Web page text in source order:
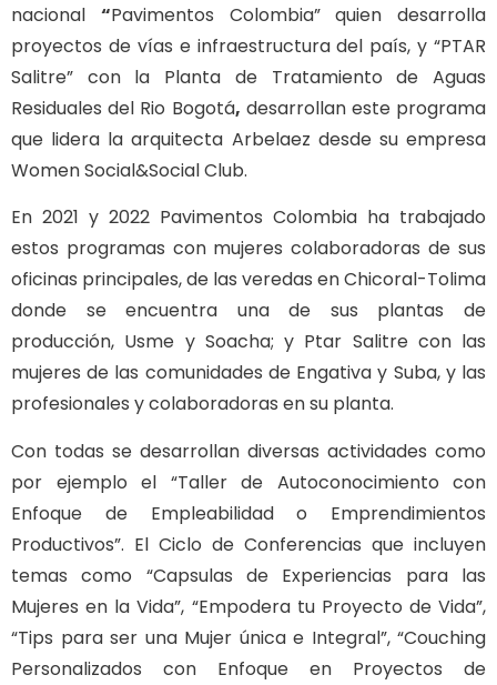
nacional “Pavimentos Colombia” quien desarrolla
proyectos de vías e infraestructura del país, y “PTAR
Salitre” con la Planta de Tratamiento de Aguas
Residuales del Rio Bogotá, desarrollan este programa
que lidera la arquitecta Arbelaez desde su empresa
Women Social&Social Club.
En 2021 y 2022 Pavimentos Colombia ha trabajado
estos programas con mujeres colaboradoras de sus
oficinas principales, de las veredas en Chicoral-Tolima
donde se encuentra una de sus plantas de
producción, Usme y Soacha; y Ptar Salitre con las
mujeres de las comunidades de Engativa y Suba, y las
profesionales y colaboradoras en su planta.
Con todas se desarrollan diversas actividades como
por ejemplo el “Taller de Autoconocimiento con
Enfoque de Empleabilidad o Emprendimientos
Productivos”. El Ciclo de Conferencias que incluyen
temas como “Capsulas de Experiencias para las
Mujeres en la Vida”, “Empodera tu Proyecto de Vida”,
“Tips para ser una Mujer única e Integral”, “Couching
Personalizados con Enfoque en Proyectos de